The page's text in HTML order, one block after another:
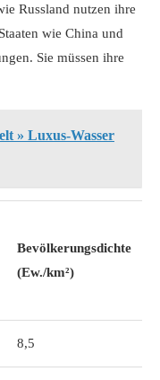
Russland nutzen ihre
wie China und
Sie müssen ihre
» Luxus-Wasser
Bevölkerungsdichte
(Ew./km²)
8,5